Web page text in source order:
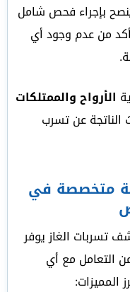
بإجراء فحص شامل
من عدم وجود أي
الأرواح والممتلكات
الناتجة عن تسرب
متخصصة في
تسربات الغاز يوفر
التعامل مع أي
المميزات: